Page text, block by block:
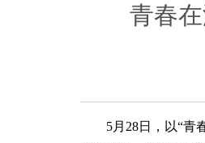
青春
5月28日，以“青春